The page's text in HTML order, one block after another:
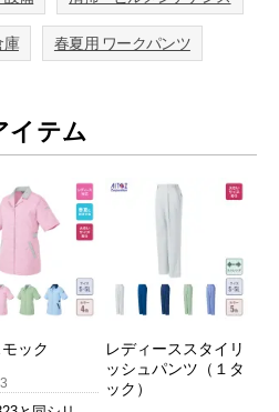
庫 春夏用 ワークパンツ
イテム
ック
レディーススタイリ
ッシュパンツ（１タ
ック）